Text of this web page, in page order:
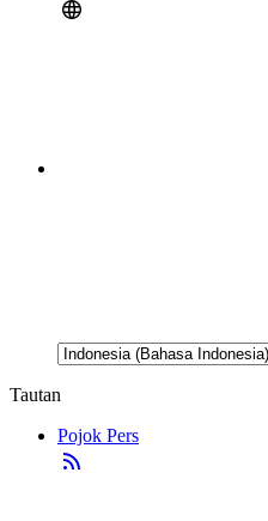
Tautan
Pojok Pers